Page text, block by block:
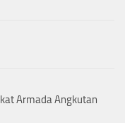
Armada Angkutan